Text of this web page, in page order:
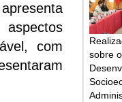
com
sobre